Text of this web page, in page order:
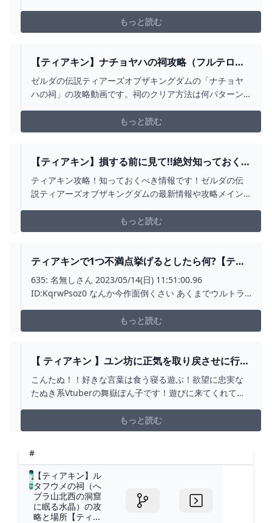
は行かずに手前にあるチロリの森にある穴に入って
もっと読む
【ティアキン】ナチョヤハの祠攻略（フルテロッ
プ）ゼルダの伝説ティアーズオブザキングダム攻
略 - YOUTUBE
ゼルダの伝説ティアーズオブザキングダムの「ナチョヤ
ハの祠」の攻略動画です。祠のクリア方法は何パターン
どコメントお願いします。今後も随時攻略動画上げてい
く予定です！小ネタなども挙げていきたいと思いますの
ただけると幸い...
もっと読む
【ティアキン】損する前に見て!!絶対知っておくべ
きお得情報７選!!【ティアーズオブザキングダム
攻略】 - YOUTUBE
ティアキン攻略！知っておくべき情報です！ゼルダの伝
説ティアーズオブザキングダムの最新情報や攻略メイン
チャまさかの3つ目発見!?さらにマップマーク
https://youtu.be/gs2RthEwbio・クラフト確定物８種
もっと読む
ティアキンで1つ不満点挙げるとしたら何?【ティ
アーズオブザキングダム】 ゼルダの伝説ティアー
ズオブザキングダム(ティアキン)攻略まとめ-コロ
635: 名無しさん 2023/05/14(日) 11:51:00.96
ID:KqrwPsoz0 なんか今作面倒くさい あくまでウルトラ
もっと読む
【 ティアキン 】ユン坊に正気を取り戻させに行き
ます【舞嶽ぽん子】 - YOUTUBE
こんたぬ！！好きな言葉は食う寝る遊ぶ！欲望に忠実な
たぬき系Vtuberの舞嶽ぽん子です！遊びに来てくれてあ
めない！裸の蛮族がいろいろ作るティアキン生活
https://www.youtube.com/playlist?
もっと読む
#
【ティアキン】ル
タフウメの祠（へ
ブラ山北西の洞窟
に眠る水晶）の攻
略と場所【ティ...